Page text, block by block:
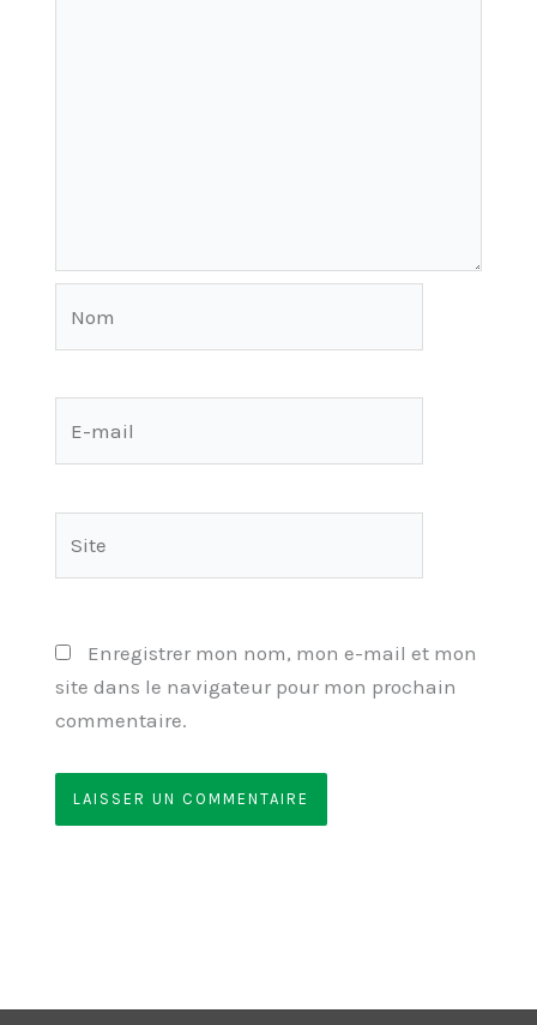
Enregistrer mon nom, mon e-mail et mon
site dans le navigateur pour mon prochain
commentaire.